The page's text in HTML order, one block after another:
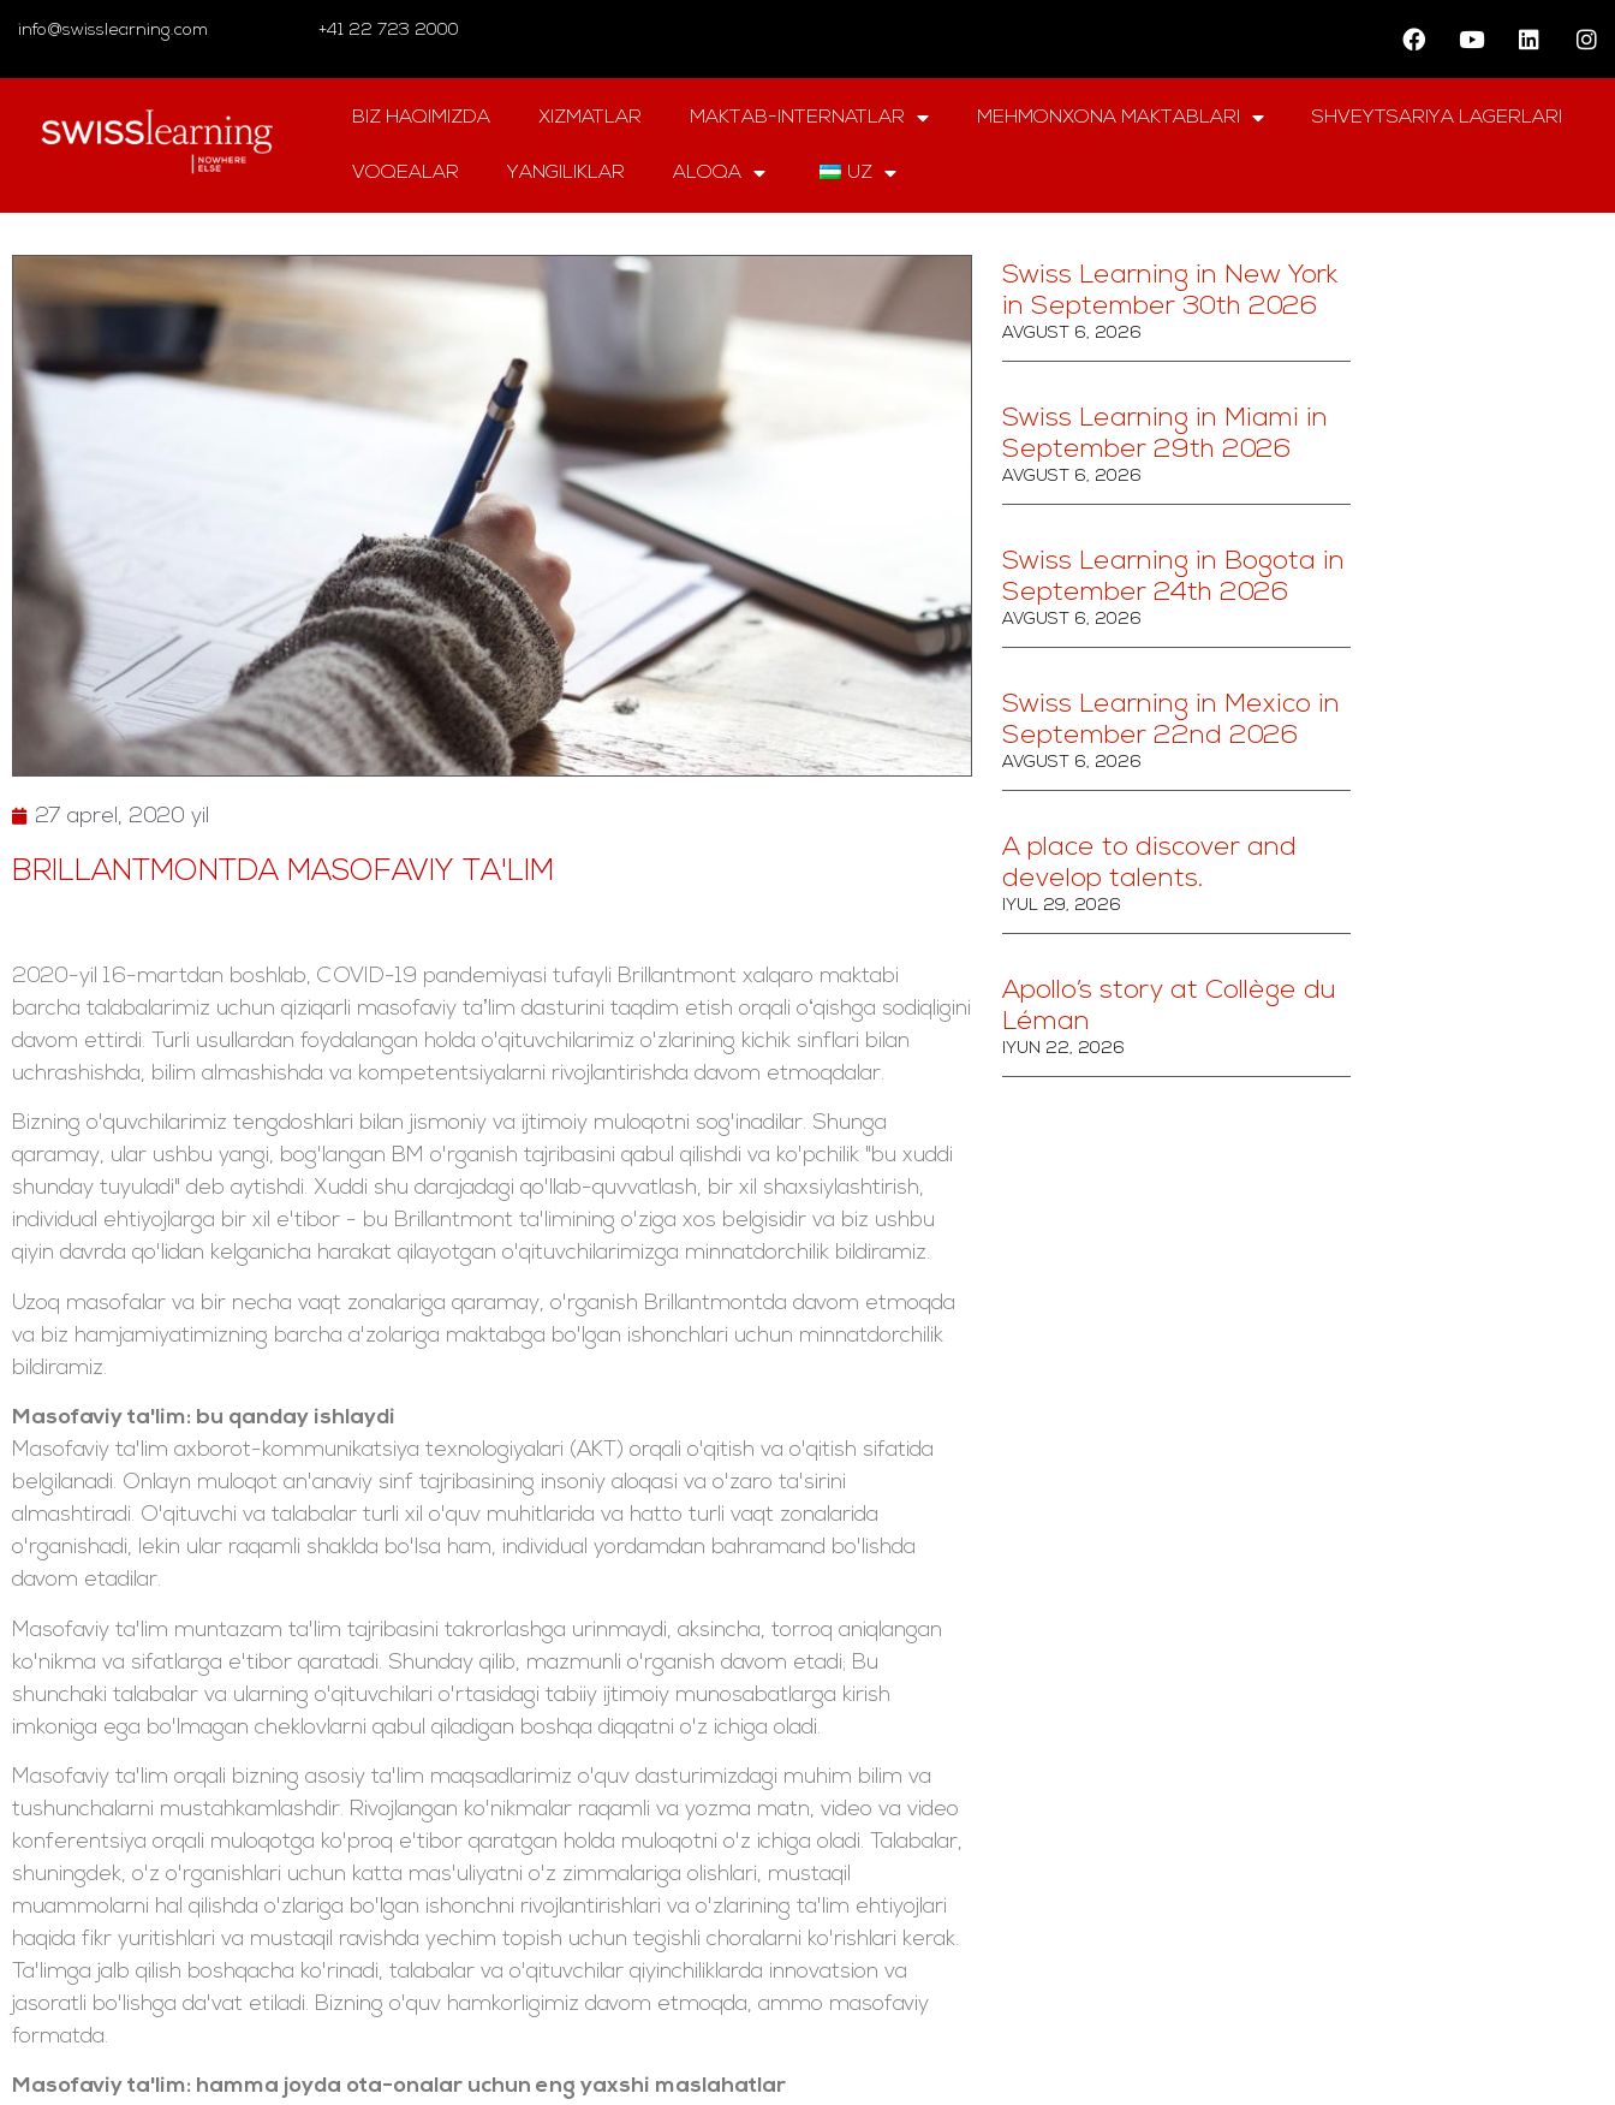
info@swisslearning.com +41 22 723 2000
BIZ HAQIMIZDA XIZMATLAR MAKTAB-INTERNATLAR MEHMONXONA MAKTABLARI SHVEYTSARIYA LAGERLARI
VOQEALAR YANGILIKLAR ALOQA UZ
27 aprel, 2020 yil
BRILLANTMONTDA MASOFAVIY TA'LIM
2020-yil 16-martdan boshlab, COVID-19 pandemiyasi tufayli Brillantmont xalqaro maktabi
barcha talabalarimiz uchun qiziqarli masofaviy taʼlim dasturini taqdim etish orqali oʻqishga sodiqligini
davom ettirdi. Turli usullardan foydalangan holda o'qituvchilarimiz o'zlarining kichik sinflari bilan
uchrashishda, bilim almashishda va kompetentsiyalarni rivojlantirishda davom etmoqdalar.
Bizning o'quvchilarimiz tengdoshlari bilan jismoniy va ijtimoiy muloqotni sog'inadilar. Shunga
qaramay, ular ushbu yangi, bog'langan BM o'rganish tajribasini qabul qilishdi va ko'pchilik "bu xuddi
shunday tuyuladi" deb aytishdi. Xuddi shu darajadagi qo'llab-quvvatlash, bir xil shaxsiylashtirish,
individual ehtiyojlarga bir xil e'tibor - bu Brillantmont ta'limining o'ziga xos belgisidir va biz ushbu
qiyin davrda qo'lidan kelganicha harakat qilayotgan o'qituvchilarimizga minnatdorchilik bildiramiz.
Uzoq masofalar va bir necha vaqt zonalariga qaramay, o'rganish Brillantmontda davom etmoqda
va biz hamjamiyatimizning barcha a'zolariga maktabga bo'lgan ishonchlari uchun minnatdorchilik
bildiramiz.
Masofaviy ta'lim: bu qanday ishlaydi
Masofaviy ta'lim axborot-kommunikatsiya texnologiyalari (AKT) orqali o'qitish va o'qitish sifatida
belgilanadi. Onlayn muloqot an'anaviy sinf tajribasining insoniy aloqasi va o'zaro ta'sirini
almashtiradi. O'qituvchi va talabalar turli xil o'quv muhitlarida va hatto turli vaqt zonalarida
o'rganishadi, lekin ular raqamli shaklda bo'lsa ham, individual yordamdan bahramand bo'lishda
davom etadilar.
Masofaviy ta'lim muntazam ta'lim tajribasini takrorlashga urinmaydi, aksincha, torroq aniqlangan
ko'nikma va sifatlarga e'tibor qaratadi. Shunday qilib, mazmunli o'rganish davom etadi; Bu
shunchaki talabalar va ularning o'qituvchilari o'rtasidagi tabiiy ijtimoiy munosabatlarga kirish
imkoniga ega bo'lmagan cheklovlarni qabul qiladigan boshqa diqqatni o'z ichiga oladi.
Masofaviy ta'lim orqali bizning asosiy ta'lim maqsadlarimiz o'quv dasturimizdagi muhim bilim va
tushunchalarni mustahkamlashdir. Rivojlangan ko'nikmalar raqamli va yozma matn, video va video
konferentsiya orqali muloqotga ko'proq e'tibor qaratgan holda muloqotni o'z ichiga oladi. Talabalar,
shuningdek, o'z o'rganishlari uchun katta mas'uliyatni o'z zimmalariga olishlari, mustaqil
muammolarni hal qilishda o'zlariga bo'lgan ishonchni rivojlantirishlari va o'zlarining ta'lim ehtiyojlari
haqida fikr yuritishlari va mustaqil ravishda yechim topish uchun tegishli choralarni ko'rishlari kerak.
Ta'limga jalb qilish boshqacha ko'rinadi, talabalar va o'qituvchilar qiyinchiliklarda innovatsion va
jasoratli bo'lishga da'vat etiladi. Bizning o'quv hamkorligimiz davom etmoqda, ammo masofaviy
formatda.
Masofaviy ta'lim: hamma joyda ota-onalar uchun eng yaxshi maslahatlar
Swiss Learning in New York
in September 30th 2026
AVGUST 6, 2026
Swiss Learning in Miami in
September 29th 2026
AVGUST 6, 2026
Swiss Learning in Bogota in
September 24th 2026
AVGUST 6, 2026
Swiss Learning in Mexico in
September 22nd 2026
AVGUST 6, 2026
A place to discover and
develop talents.
IYUL 29, 2026
Apollo’s story at Collège du
Léman
IYUN 22, 2026